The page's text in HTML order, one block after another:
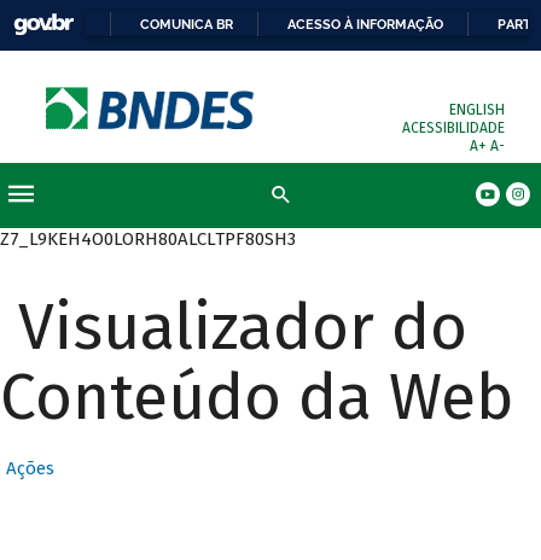
COMUNICA BR ACESSO À INFORMAÇÃO
ENGLISH
ACESSIBILIDADE
A+ A-
Z7_L9KEH4O0LORH80ALCLTPF80SH3
Visualizador do
Conteúdo da Web
Ações